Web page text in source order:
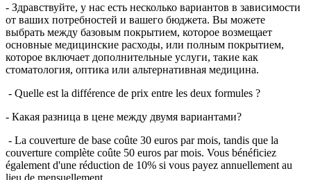
- Здравствуйте, у нас есть несколько вариантов в зависимости
от ваших потребностей и вашего бюджета. Вы можете
выбрать между базовым покрытием, которое возмещает
основные медицинские расходы, или полным покрытием,
которое включает дополнительные услуги, такие как
стоматология, оптика или альтернативная медицина.
- Quelle est la différence de prix entre les deux formules ?
- Какая разница в цене между двумя вариантами?
- La couverture de base coûte 30 euros par mois, tandis que la
couverture complète coûte 50 euros par mois. Vous bénéficiez
également d'une réduction de 10% si vous payez annuellement au
lieu de mensuellement.